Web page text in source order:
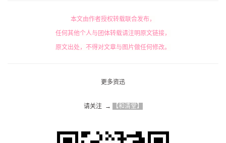
本文由作者授权转载联合发布，
任何其他个人与团体转载请注明原文链接，
原文出处，不得对文章与图片做任何修改。
更多资迅
请关注  → 【和清堂】